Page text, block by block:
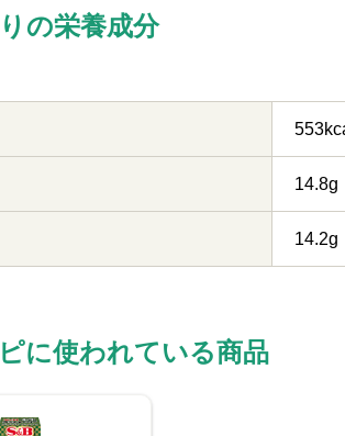
の栄養成分
14.8g
14.2g
に使われている商品